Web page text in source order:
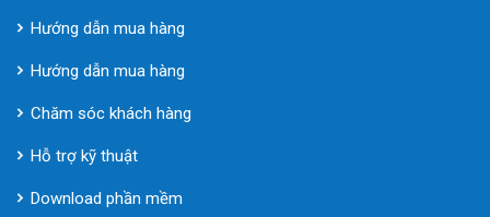
Hướng dẫn mua hàng
Hướng dẫn mua hàng
Chăm sóc khách hàng
Hỗ trợ kỹ thuật
Download phần mềm